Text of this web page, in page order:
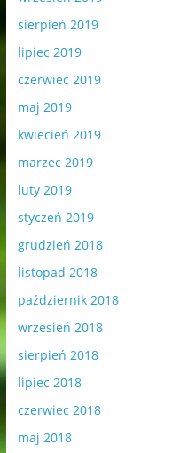
sierpień 2019
lipiec 2019
czerwiec 2019
maj 2019
kwiecień 2019
marzec 2019
luty 2019
styczeń 2019
grudzień 2018
listopad 2018
październik 2018
wrzesień 2018
sierpień 2018
lipiec 2018
czerwiec 2018
maj 2018